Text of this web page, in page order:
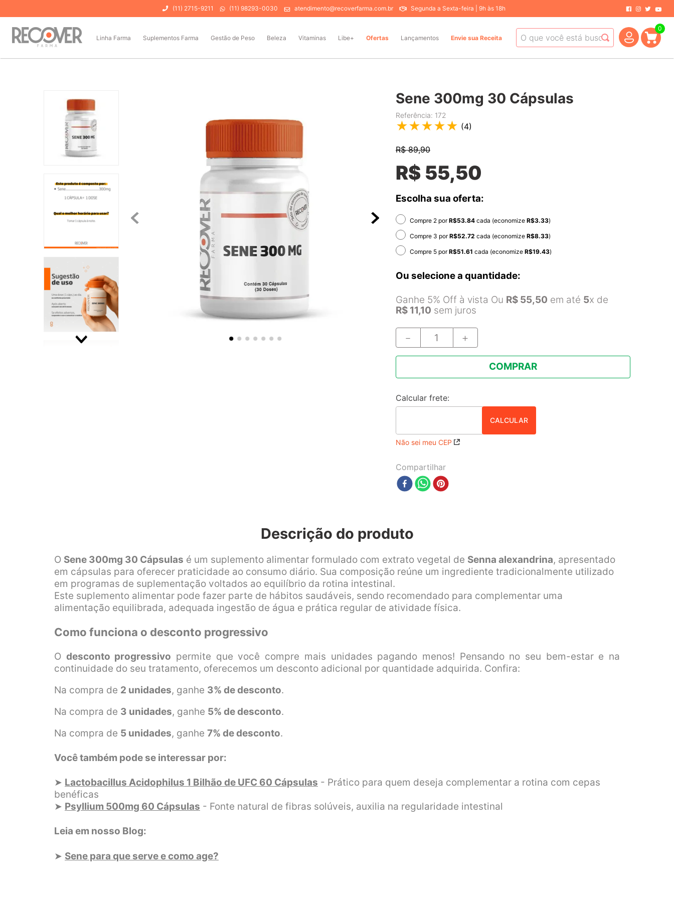
(11) 2715-9211 (11) 98293-0030 atendimento@recoverfarma.com.br Segunda a Sexta-feira | 9h às 18h
Linha Farma Suplementos Farma Gestão de Peso Beleza Vitaminas Libe+ Ofertas Lançamentos Envie sua Receita
O que você está buscando hoje? 0
Sene 300mg 30 Cápsulas
Referência: 172
★★★★★ (4)
R$89,90
R$ 55,50
Escolha sua oferta:
Compre 2 porR$53.84cada (economize R$3.33)
Compre 3 porR$52.72 cada (economize R$8.33)
Compre 5 porR$51.61 cada (economize R$19.43)
Ou selecione a quantidade:
Ganhe 5% Off à vista Ou R$ 55,50 em até 5x de
R$ 11,10 sem juros
＋
－
COMPRAR
Não sei meu CEP
Compartilhar
Descrição do produto
O Sene 300mg 30 Cápsulas é um suplemento alimentar formulado com extrato vegetal de Senna alexandrina, apresentado
em cápsulas para oferecer praticidade ao consumo diário. Sua composição reúne um ingrediente tradicionalmente utilizado
em programas de suplementação voltados ao equilíbrio da rotina intestinal.
Este suplemento alimentar pode fazer parte de hábitos saudáveis, sendo recomendado para complementar uma
alimentação equilibrada, adequada ingestão de água e prática regular de atividade física.
Como funciona o desconto progressivo
O desconto progressivo permite que você compre mais unidades pagando menos! Pensando no seu bem-estar e na
continuidade do seu tratamento, oferecemos um desconto adicional por quantidade adquirida. Confira:
Na compra de 2 unidades, ganhe 3% de desconto.
Na compra de 3 unidades, ganhe 5% de desconto.
Na compra de 5 unidades, ganhe 7% de desconto.
Você também pode se interessar por:
➤ Lactobacillus Acidophilus 1 Bilhão de UFC 60 Cápsulas - Prático para quem deseja complementar a rotina com cepas
benéficas
➤ Psyllium 500mg 60 Cápsulas - Fonte natural de fibras solúveis, auxilia na regularidade intestinal
Leia em nosso Blog:
➤ Sene para que serve e como age?